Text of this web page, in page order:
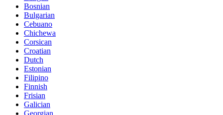
Bosnian
Bulgarian
Cebuano
Chichewa
Corsican
Croatian
Dutch
Estonian
Filipino
Finnish
Frisian
Galician